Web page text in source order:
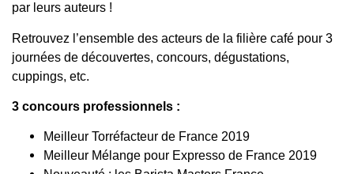
par leurs auteurs !
Retrouvez l’ensemble des acteurs de la filière café pour 3
journées de découvertes, concours, dégustations,
cuppings, etc.
3 concours professionnels :
Meilleur Torréfacteur de France 2019
Meilleur Mélange pour Expresso de France 2019